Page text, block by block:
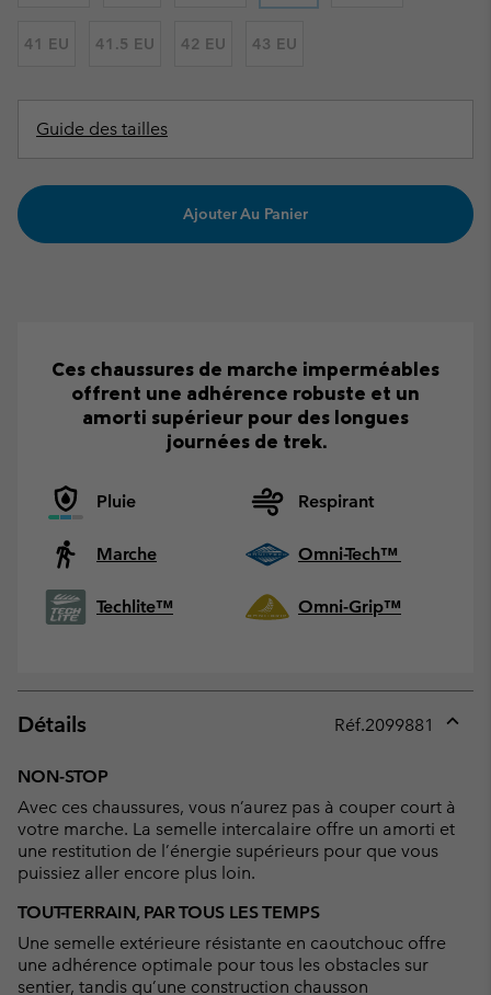
41 EU 41.5 EU 42 EU 43 EU
Guide des tailles
Ajouter Au Panier
Ces chaussures de marche imperméables
offrent une adhérence robuste et un
amorti supérieur pour des longues
journées de trek.
Pluie Respirant
Marche Omni-Tech™
Techlite™ Omni-Grip™
Détails Réf.2099881
NON-STOP
Avec ces chaussures, vous n’aurez pas à couper court à
votre marche. La semelle intercalaire offre un amorti et
une restitution de l’énergie supérieurs pour que vous
puissiez aller encore plus loin.
TOUT-TERRAIN, PAR TOUS LES TEMPS
Une semelle extérieure résistante en caoutchouc offre
une adhérence optimale pour tous les obstacles sur
sentier, tandis qu’une construction chausson